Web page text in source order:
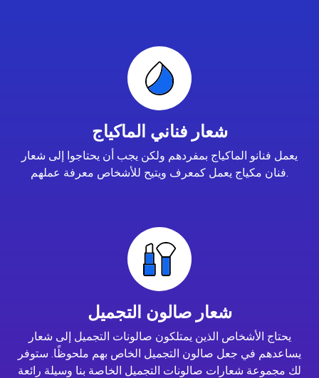
شعار فناني الماكياج
يعمل فنانو الماكياج بمفردهم ولكن يجب أن يحتاجوا إلى شعار
فنان مكياج يعمل كمعرف ويتيح للأشخاص معرفة عملهم.
شعار صالون التجميل
يحتاج الأشخاص الذين يمتلكون صالونات التجميل إلى شعار
يساعدهم في جعل صالون التجميل الخاص بهم ملحوظًا. ستوفر
لك مجموعة شعارات صالونات التجميل الخاصة بنا وسيلة رائعة